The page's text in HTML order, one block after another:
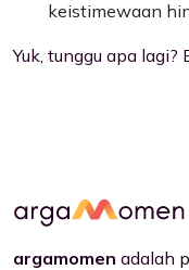
keistimewaan
Yuk, tunggu apa
argamomen adalah